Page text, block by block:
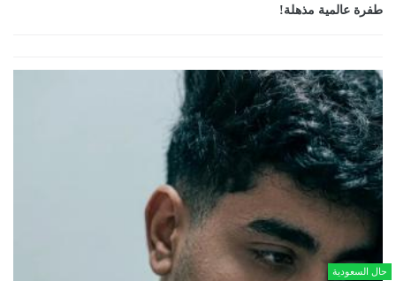
طفرة عالمية مذهلة!
حال السعودية